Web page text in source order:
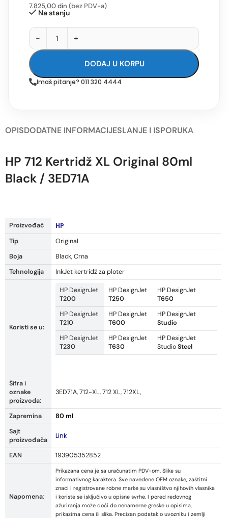
7.825,00din (bez PDV-a)
Na stanju
- +
DODAJ U KORPU
Imaš pitanje? 011 320 4444
OPISDODATNE INFORMACIJESLANJE I ISPORUKA
HP 712 Kertridž XL Original 80ml
Black / 3ED71A
Proizvođač HP
Tip
Original
Boja
Black, Crna
Tehnologija
InkJet kertridž za ploter
Koristi se u:
HP DesignJet
T200
HP DesignJet
T250
HP DesignJet
T650
HP DesignJet
T210
HP DesignJet
T600
HP DesignJet
Studio
HP DesignJet
T230
HP DesignJet
T630
HP DesignJet
StudioSteel
Šifra i
oznake
proizvoda:
3ED71A, 712-XL, 712 XL, 712XL,
Zapremina
80 ml
Sajt
proizvođača
Link
EAN 193905352852
Napomena:
Prikazana cena je sa uračunatim PDV-om. Slike su
informativnog karaktera. Sve navedene OEM oznake, zaštitni
znaci i registrovane robne marke su vlasništvo njihovih vlasnika
i koriste se isključivo u opisne svrhe. I pored redovnog
ažuriranja može doći do nenamerne greške u opisima,
prikazima cena ili slika. Precizan podatak o uvozniku i zemlji